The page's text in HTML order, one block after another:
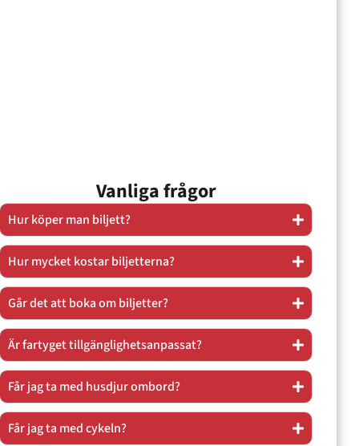
Vanliga frågor
Hur köper man biljett?
Hur mycket kostar biljetterna?
Går det att boka om biljetter?
Är fartyget tillgänglighetsanpassat?
Får jag ta med husdjur ombord?
Får jag ta med cykeln?